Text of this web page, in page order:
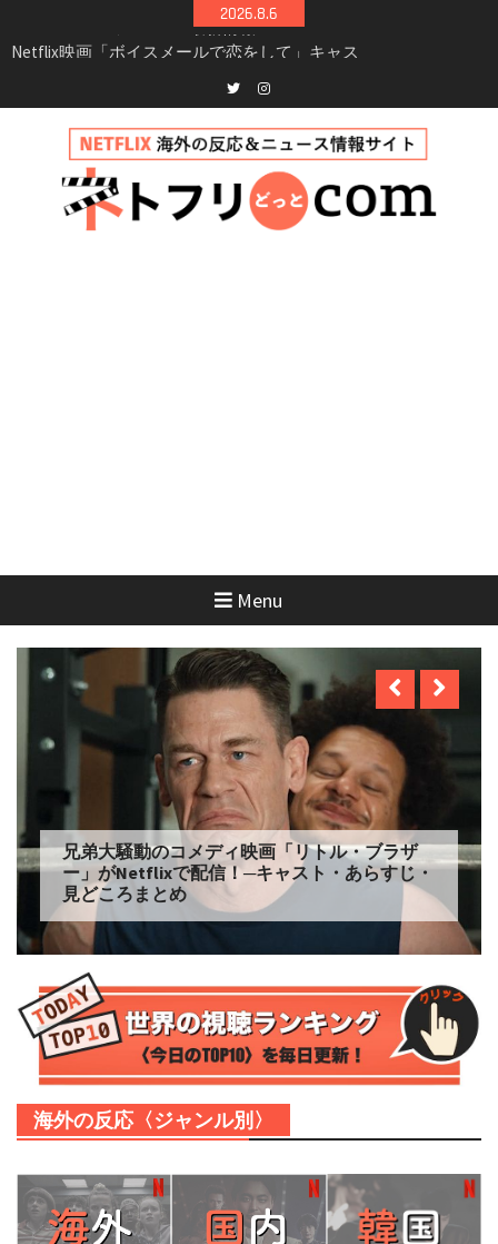
2026.8.6
Netflix映画「ボイスメールで恋をして」キャス
イッチ主演ロマコメ
新決定！2027年撮影開始へ
兄弟大騒動のコメディ映画「リトル・ブラザ
ー」がNetflixで配信！─キャスト・あらすじ・
見どころまとめ
Twitterinstagram
Menu
Netflix「アバター: 伝説の少年アン」シーズン
2 完全ガイド｜キャスト・登場人物・あらす
じ・シーズン3最新情報
海外の反応〈ジャンル別〉